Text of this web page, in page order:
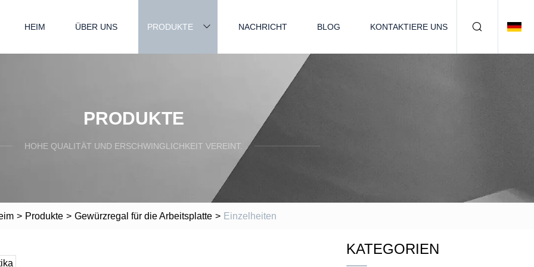
HEIM ÜBER UNS PRODUKTE NACHRICHT BLOG KONTAKTIERE UNS
PRODUKTE
HOHE QUALITÄT UND ERSCHWINGLICHKEIT VEREINT.
> Produkte > Gewürzregal für die Arbeitsplatte > Einzelheiten
KATEGORIEN